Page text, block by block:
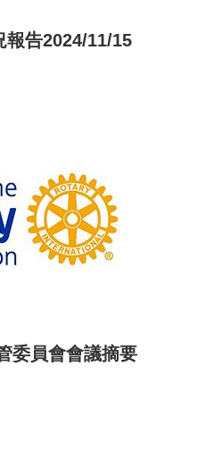
報告2024/11/15
委員會會議摘要